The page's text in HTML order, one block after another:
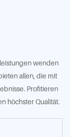
wenden
allen, die mit
Profitieren
höchster Qualität.